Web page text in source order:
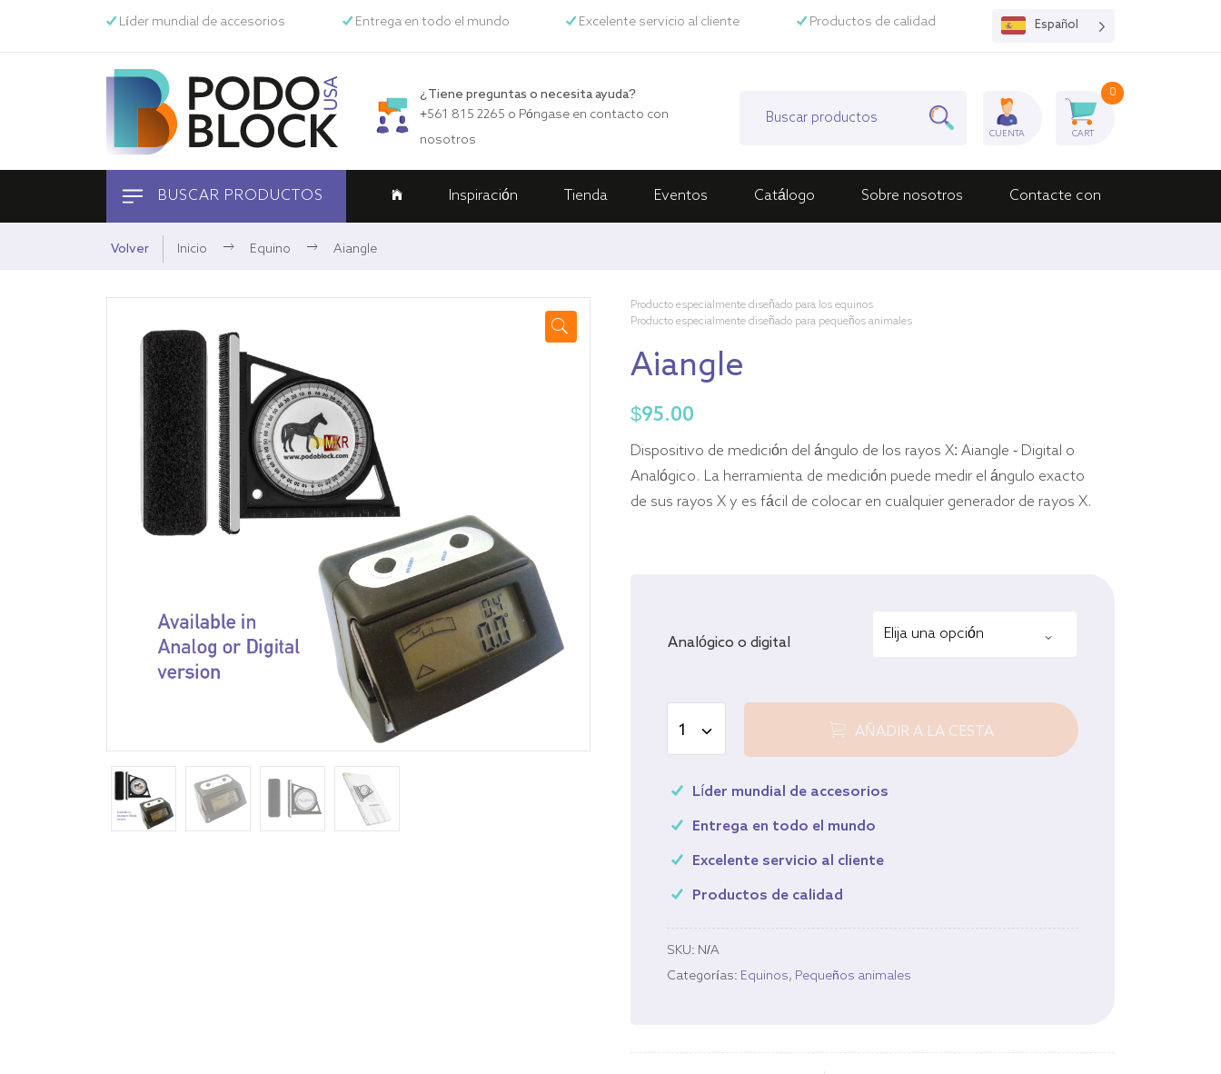
Líder mundial de accesorios Entrega en todo el mundo Excelente servicio al cliente Productos de calidad Español
¿Tiene preguntas o necesita ayuda?
+561 815 2265 o Póngase en contacto con
nosotros
CUENTA
0
CART
BUSCAR PRODUCTOS
Equino
Mascotas
Humano
Salida
Ver todos los productos
Inspiración Tienda Eventos Catálogo Sobre nosotros Contacte con
Volver Inicio Equino Aiangle
Producto especialmente diseñado para los equinos
Producto especialmente diseñado para pequeños animales
Aiangle
$95.00
Dispositivo de medición del ángulo de los rayos X: Aiangle - Digital o
Analógico. La herramienta de medición puede medir el ángulo exacto
de sus rayos X y es fácil de colocar en cualquier generador de rayos X.
Analógico o digital
AÑADIR A LA CESTA
Líder mundial de accesorios
Entrega en todo el mundo
Excelente servicio al cliente
Productos de calidad
SKU: N/A
Categorías: Equinos, Pequeños animales